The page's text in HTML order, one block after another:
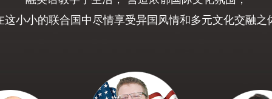
这小小的联合国中尽情享受异国风情和多元文化交融之